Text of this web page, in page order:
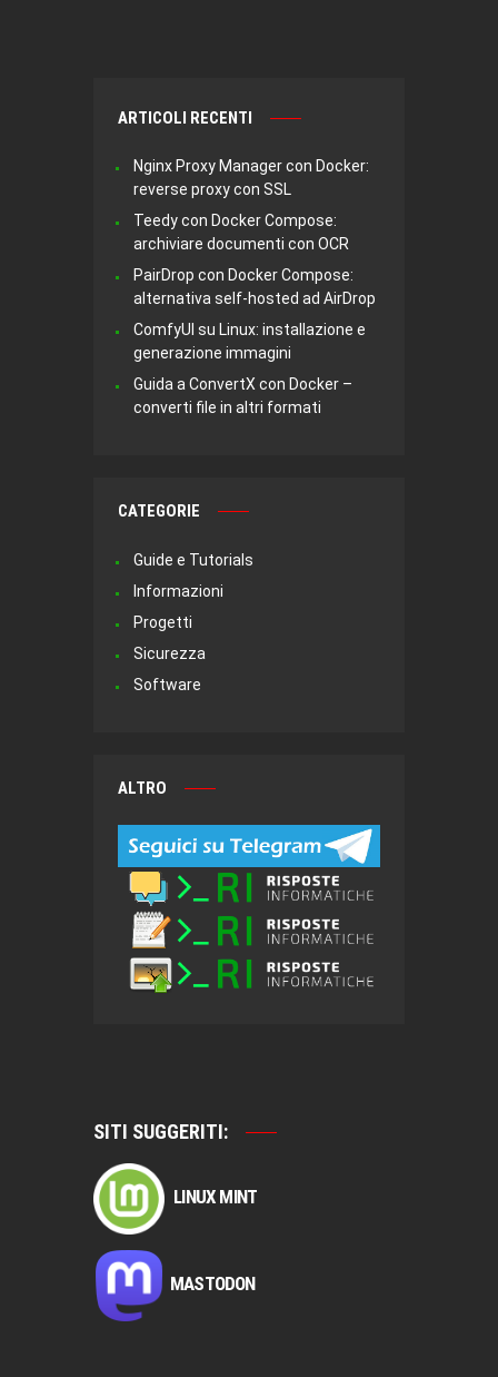
ARTICOLI RECENTI
Nginx Proxy Manager con Docker:
reverse proxy con SSL
Teedy con Docker Compose:
archiviare documenti con OCR
PairDrop con Docker Compose:
alternativa self-hosted ad AirDrop
ComfyUI su Linux: installazione e
generazione immagini
Guida a ConvertX con Docker –
converti file in altri formati
CATEGORIE
Guide e Tutorials
Informazioni
Progetti
Sicurezza
Software
ALTRO
SITI SUGGERITI:
LINUX MINT
MASTODON